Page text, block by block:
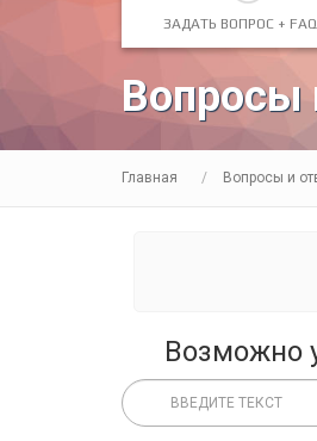
ЗАДАТЬ ВОПРОС + FAQ
Вопросы
Главная Вопросы и
Возможно